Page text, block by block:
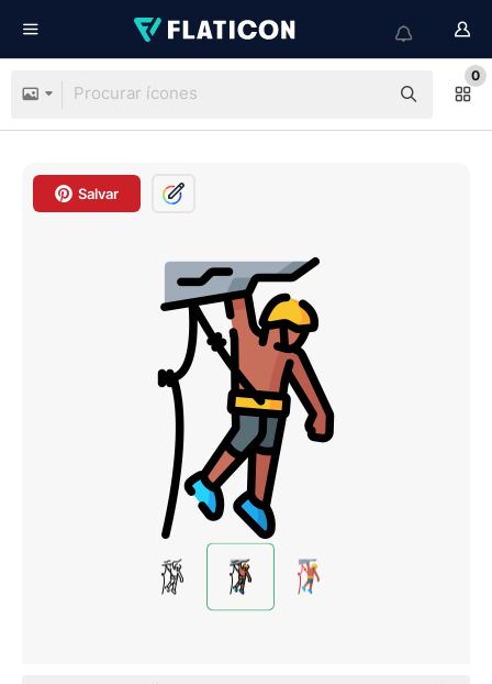
0
Salvar